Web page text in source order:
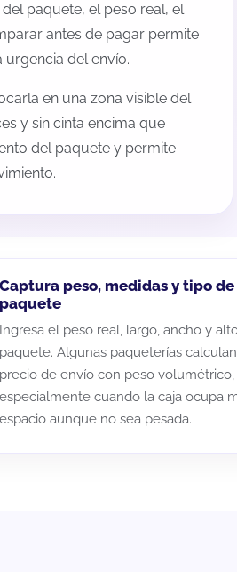
paquete, el peso real, el
antes de pagar permite
del envío.
en una zona visible del
y sin cinta encima que
del paquete y permite
Captura peso, medidas y tipo de
paquete
Ingresa el peso real, largo, ancho y
paquete. Algunas paqueterías
precio de envío con peso volumétrico,
especialmente cuando la caja ocupa
espacio aunque no sea pesada.